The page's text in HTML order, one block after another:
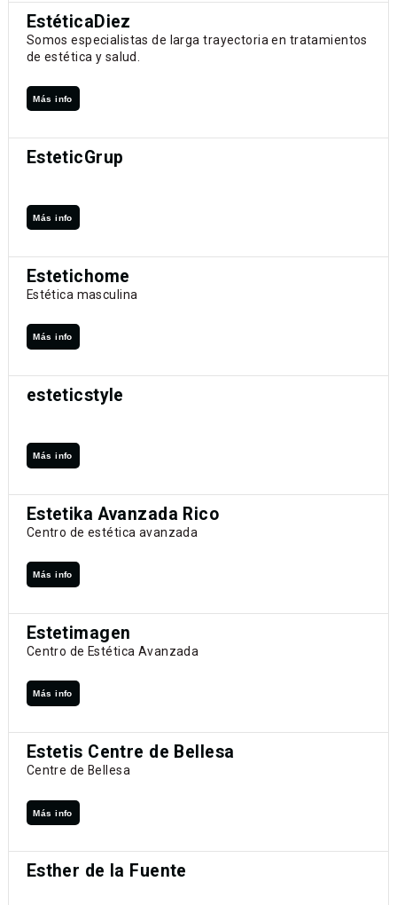
EstéticaDiez
Somos especialistas de larga trayectoria en tratamientos
de estética y salud.
Más info
EsteticGrup
Más info
Estetichome
Estética masculina
Más info
esteticstyle
Más info
Estetika Avanzada Rico
Centro de estética avanzada
Más info
Estetimagen
Centro de Estética Avanzada
Más info
Estetis Centre de Bellesa
Centre de Bellesa
Más info
Esther de la Fuente